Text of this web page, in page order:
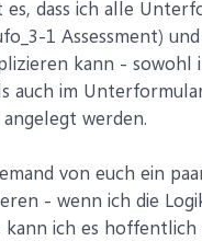
es, dass ich alle
1 Assessment)
kann - sowohl
auch im
werden.
von euch ein
- wenn ich die
kann ich es hoffentlich